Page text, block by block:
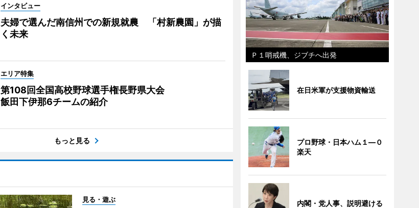
インタビュー
夫婦で選んだ南信州での新規就農 「村新農園」が描
く未来
エリア特集
第108回全国高校野球選手権長野県大会
飯田下伊那6チームの紹介
もっと見る
見る・遊ぶ
Ｐ１哨戒機、ジブチへ出発
在日米軍が支援物資輸送
プロ野球・日本ハム１―０
楽天
内閣・党人事、説明避ける